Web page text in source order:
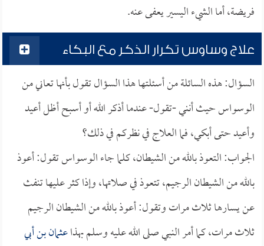
فريضة، أما الشيء اليسير يعفى عنه.
علاج وساوس تكرار الذكر مع البكاء
السؤال: هذه السائلة من أسئلتها هذا السؤال تقول بأنها تعاني من
الوسواس حيث أنني -تقول- عندما أذكر الله أو أسبح أظل أعيد
وأعيد حتى أبكي، فما العلاج في نظركم في ذلك؟
الجواب: التعوذ بالله من الشيطان، كلما جاء الوسواس تقول: أعوذ
بالله من الشيطان الرجيم، تتعوذ في صلاتها، وإذا كثر عليها تنفث
عن يسارها ثلاث مرات وتقول: أعوذ بالله من الشيطان الرجيم
ثلاث مرات، كما أمر النبي صلى الله عليه وسلم بهذاعثمان بن أبي